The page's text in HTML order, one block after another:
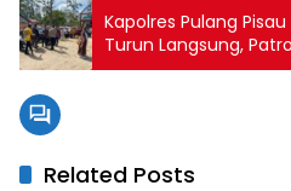
Kapolres Pulang
Turun Langsung,
Silaturahmi Natal
Related Posts